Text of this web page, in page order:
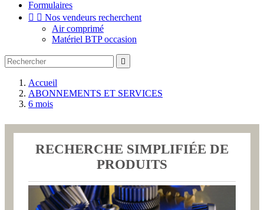
Formulaires
  Nos vendeurs recherchent
Air comprimé
Matériel BTP occasion

Accueil
ABONNEMENTS ET SERVICES
6 mois
RECHERCHE SIMPLIFIÉE DE
PRODUITS